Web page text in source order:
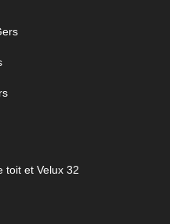
toit et Velux 32